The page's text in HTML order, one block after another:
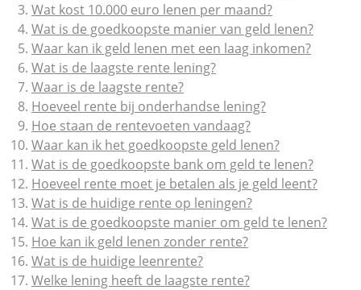
Wat kost 10.000 euro lenen per maand?
Wat is de goedkoopste manier van geld lenen?
Waar kan ik geld lenen met een laag inkomen?
Wat is de laagste rente lening?
Waar is de laagste rente?
Hoeveel rente bij onderhandse lening?
Hoe staan de rentevoeten vandaag?
Waar kan ik het goedkoopste geld lenen?
Wat is de goedkoopste bank om geld te lenen?
Hoeveel rente moet je betalen als je geld leent?
Wat is de huidige rente op leningen?
Wat is de goedkoopste manier om geld te lenen?
Hoe kan ik geld lenen zonder rente?
Wat is de huidige leenrente?
Welke lening heeft de laagste rente?